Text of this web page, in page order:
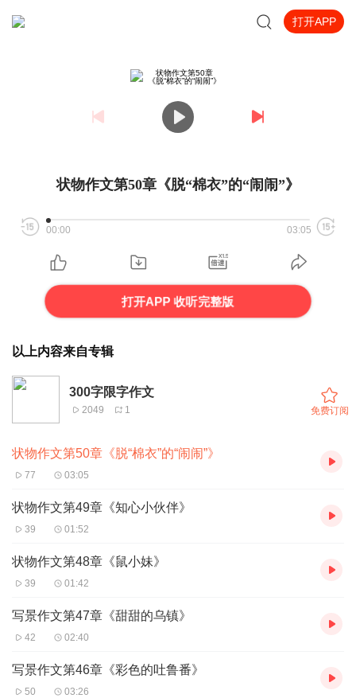
打开APP
状物作文第50章《脱“棉衣”的“闹闹”》
00:00 03:05
打开APP 收听完整版
以上内容来自专辑
300字限字作文
2049 1 免费订阅
状物作文第50章《脱“棉衣”的“闹闹”》
77 03:05
状物作文第49章《知心小伙伴》
39 01:52
状物作文第48章《鼠小妹》
39 01:42
写景作文第47章《甜甜的乌镇》
42 02:40
写景作文第46章《彩色的吐鲁番》
50 03:26